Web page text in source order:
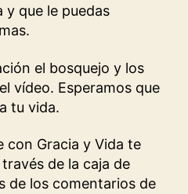
y que le puedas
el bosquejo y los
vídeo. Esperamos que
tu vida.
con Gracia y Vida te
de la caja de
de los comentarios de